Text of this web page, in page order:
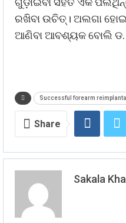
ରଖିବା ଉଚିତ୍। ଅଲଗା
ଆଣିବା ଆବଶ୍ୟକ ବୋଲି
Successful forearm
Share
Sakala